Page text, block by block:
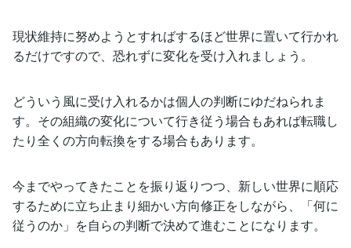
現状維持に努めようとすればするほど世界に置いて行かれ
るだけですので、恐れずに変化を受け入れましょう。
どういう風に受け入れるかは個人の判断にゆだねられま
す。その組織の変化について行き従う場合もあれば転職し
たり全くの方向転換をする場合もあります。
今までやってきたことを振り返りつつ、新しい世界に順応
するために立ち止まり細かい方向修正をしながら、「何に
従うのか」を自らの判断で決めて進むことになります。